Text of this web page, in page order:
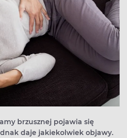
brzusznej pojawia się
daje jakiekolwiek objawy.